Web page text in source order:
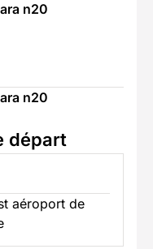
n20
n20
départ
aéroport de